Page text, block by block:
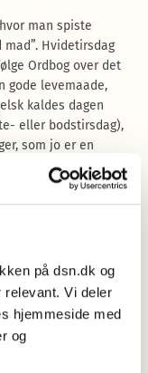
på dsn.dk og
Vi deler
hjemmeside med
og
man spiste
Hvidetirsdag
Ordbog over det
gode levemaade,
kaldes dagen
eller bodstirsdag),
som jo er en
fedt på inden
har navne
kendes også af
denne dag
at styrke
i dag for
hvor man bager
(gen)introduceret i
på